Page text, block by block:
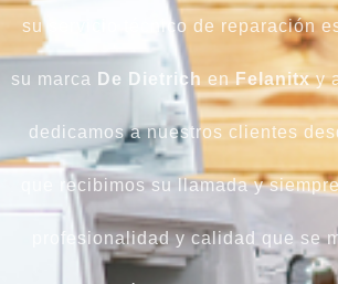
su servicio técnico de reparación
su marca De Dietrich enFelanitxy
dedicamos a nuestros clientes
que recibimos su llamada y
profesionalidad y calidad que se